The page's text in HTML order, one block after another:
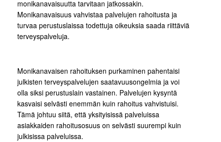
monikanavaisuutta tarvitaan jatkossakin.
Monikanavaisuus vahvistaa palvelujen rahoitusta ja
turvaa perustuslaissa todettuja oikeuksia saada riittäviä
terveyspalveluja.
Monikanavaisen rahoituksen purkaminen pahentaisi
julkisten terveyspalvelujen saatavuusongelmia ja voi
olla siksi perustuslain vastainen. Palvelujen kysyntä
kasvaisi selvästi enemmän kuin rahoitus vahvistuisi.
Tämä johtuu siitä, että yksityisissä palveluissa
asiakkaiden rahoitusosuus on selvästi suurempi kuin
julkisissa palveluissa.